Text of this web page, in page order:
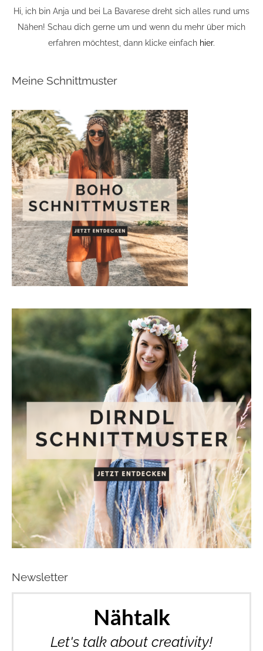
Hi, ich bin Anja und bei La Bavarese dreht sich alles rund ums
Nähen! Schau dich gerne um und wenn du mehr über mich
erfahren möchtest, dann klicke einfach hier.
Meine Schnittmuster
Newsletter
Nähtalk
Let's talk about creativity!